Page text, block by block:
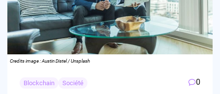
Credits image : Austin Distel / Unsplash
Blockchain Société 0